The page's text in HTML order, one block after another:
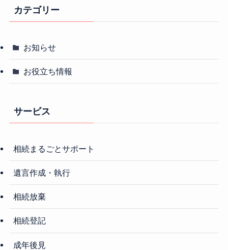
カテゴリー
お知らせ
お役立ち情報
サービス
相続まるごとサポート
遺言作成・執行
相続放棄
相続登記
成年後見